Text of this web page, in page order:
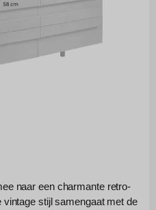
naar een charmante retro-
vintage stijl samengaat met de